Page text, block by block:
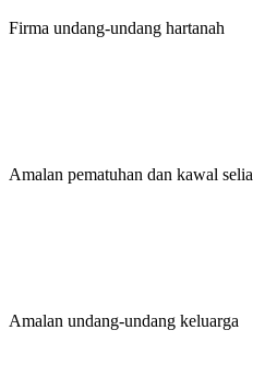
Firma undang-undang hartanah
Amalan pematuhan dan kawal selia
Amalan undang-undang keluarga